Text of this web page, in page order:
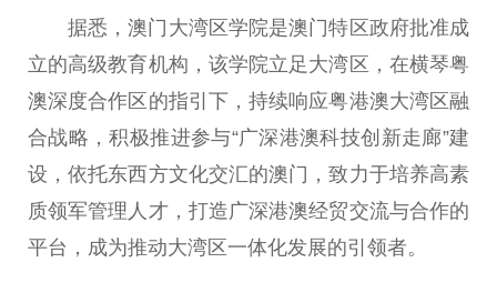
据悉，澳门 大湾区学院是澳门特区政府批准成
立的高级教育机构，该学院立足大湾区，在横琴粤
澳深度合作区的指引下，持续响应粤港澳大湾区融
合战略，积极推进参与“广深港澳科技创新走廊”建
设，依托东西方文化交汇的澳门 ，致力于培养高素
质领军管理人才，打造广深港澳经贸交流与合作的
平台 ，成为推动大湾区一体化发展的引领者。